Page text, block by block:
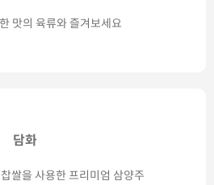
맛의 육류와 즐겨보세요
담화
쌀을 사용한 프리미엄 삼양주